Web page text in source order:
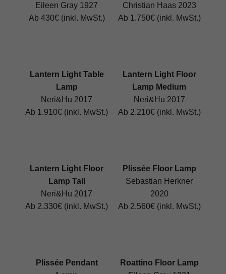
Eileen Gray 1927
Ab 430€ (inkl. MwSt.)
Christian Haas 2023
Ab 1.750€ (inkl. MwSt.)
Lantern Light Table
Lamp
Neri&Hu 2017
Ab 1.910€ (inkl. MwSt.)
Lantern Light Floor
Lamp Medium
Neri&Hu 2017
Ab 2.210€ (inkl. MwSt.)
Lantern Light Floor
Lamp Tall
Neri&Hu 2017
Ab 2.330€ (inkl. MwSt.)
Plissée Floor Lamp
Sebastian Herkner
2020
Ab 2.560€ (inkl. MwSt.)
Plissée Pendant
Roattino Floor Lamp